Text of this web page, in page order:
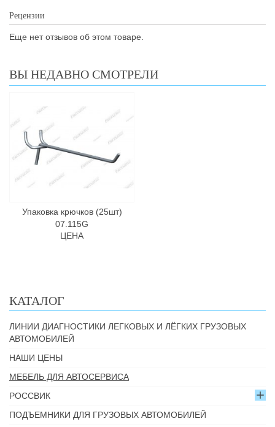
Рецензии
Еще нет отзывов об этом товаре.
ВЫ НЕДАВНО СМОТРЕЛИ
Упаковка крючков (25шт)
07.115G
ЦЕНА
КАТАЛОГ
ЛИНИИ ДИАГНОСТИКИ ЛЕГКОВЫХ И ЛЁГКИХ ГРУЗОВЫХ
АВТОМОБИЛЕЙ
НАШИ ЦЕНЫ
МЕБЕЛЬ ДЛЯ АВТОСЕРВИСА
РОССВИК
ПОДЪЕМНИКИ ДЛЯ ГРУЗОВЫХ АВТОМОБИЛЕЙ